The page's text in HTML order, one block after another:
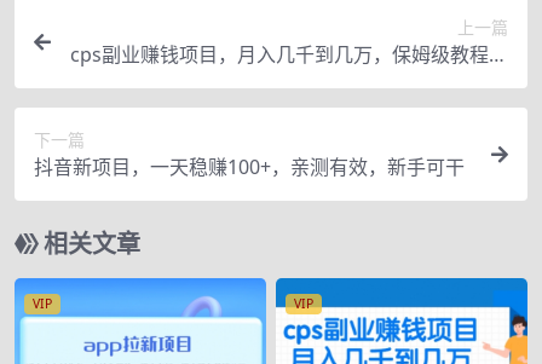
上一篇
cps副业赚钱项目，月入几千到几万，保姆级教程，
纯搬运，人人可做
下一篇
抖音新项目，一天稳赚100+，亲测有效，新手可干
相关文章
VIP VIP